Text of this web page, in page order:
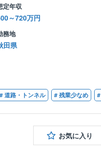
定年収
～720万円
務地
田県
# 道路・トンネル # 残業少なめ
お気に入り